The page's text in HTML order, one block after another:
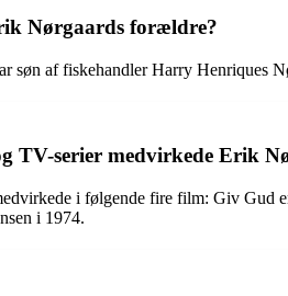
Nørgaards forældre?
søn af fiskehandler Harry Henriques
TV-serier medvirkede Erik
i følgende fire film: Giv Gud
i 1974.